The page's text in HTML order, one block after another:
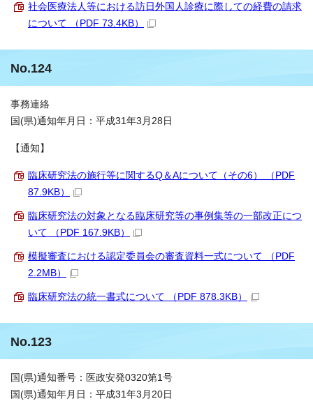
社会医療法人等における訪日外国人診療に際しての経費の請求
について （PDF 73.4KB）
No.124
事務連絡
国(県)通知年月日：平成31年3月28日
【通知】
臨床研究法の施行等に関するQ＆Aについて（その6） （PDF
87.9KB）
臨床研究法の対象となる臨床研究等の事例集等の一部改正につ
いて （PDF 167.9KB）
模擬審査における認定委員会の審査資料一式について （PDF
2.2MB）
臨床研究法の統一書式について （PDF 878.3KB）
No.123
国(県)通知番号：医政安発0320第1号
国(県)通知年月日：平成31年3月20日